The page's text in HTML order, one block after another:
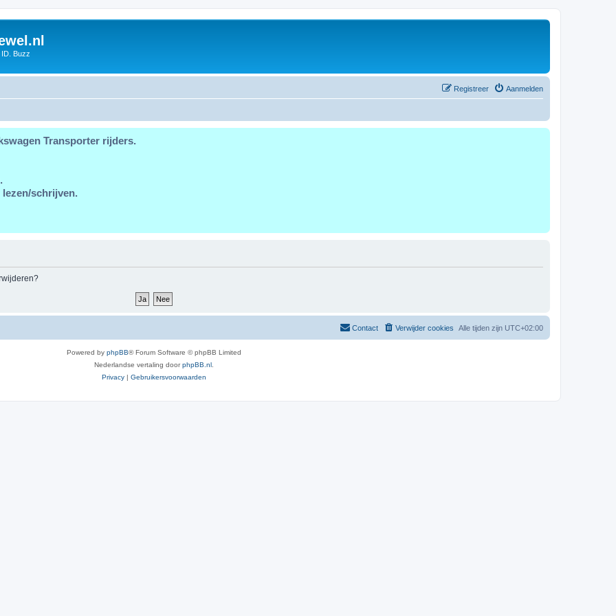
Buzz
Aanmelden
Registreer
Transporter rijders.
schrijven.
Alle tijden zijn UTC+02:00
Verwijder cookies
Contact
Powered by phpBB® Forum Software © phpBB Limited
Nederlandse vertaling doorphpBB.nl
Privacy | Gebruikersvoorwaarden